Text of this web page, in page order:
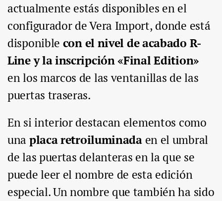
actualmente estás disponibles en el
configurador de Vera Import, donde está
disponible con el nivel de acabado R-
Line y la inscripción «Final Edition»
en los marcos de las ventanillas de las
puertas traseras.
En si interior destacan elementos como
una placa retroiluminadaen el umbral
de las puertas delanteras en la que se
puede leer el nombre de esta edición
especial. Un nombre que también ha sido